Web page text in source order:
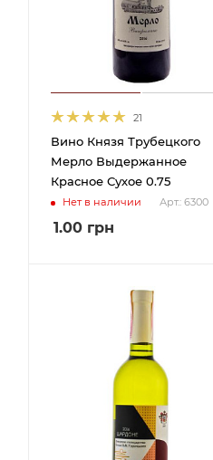
21
Вино Князя Трубецкого
Мерло Выдержанное
Красное Сухое 0.75
Нет в наличии Арт.: 6300
1.00 грн